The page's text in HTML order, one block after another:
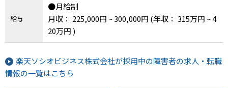
給与
●月給制
月収： 225,000円 ~ 300,000円 (年収： 315万円 ~ 4
20万円 )
楽天ソシオビジネス株式会社が採用中の障害者の求人・転職
情報の一覧はこちら